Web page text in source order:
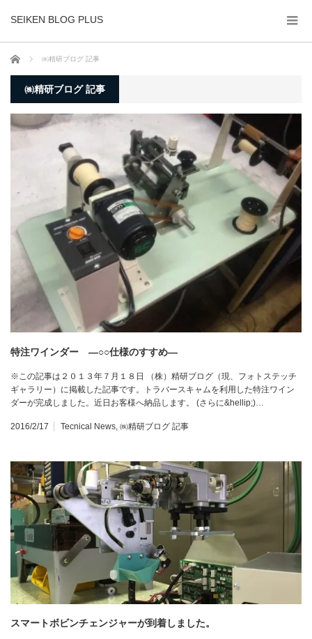
SEIKEN BLOG PLUS
ホーム ㈱精研ブログ 記事
㈱精研ブログ 記事
特注ワインダー ―○○仕様のすすめ―
※この記事は２０１３年７月１８日 （株）精研ブログ（現、フォトステッチ
ギャラリー）に掲載した記事です。トラバースキャムを利用した特注ワイン
ダーが完成しました。近日お客様へ納品します。 (さらに&hellip;)…
2016/2/17 Tecnical News ㈱精研ブログ 記事
スマートボビンチェンジャーが到着しました。